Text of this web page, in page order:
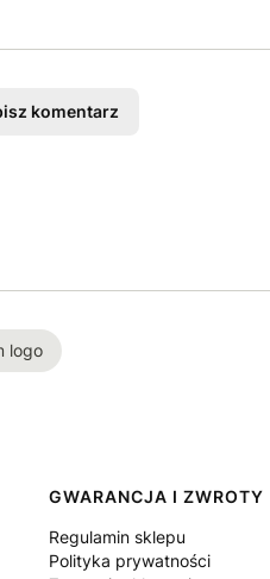
komentarz
logo
GWARANCJA I ZWROTY
Regulamin sklepu
Polityka prywatności